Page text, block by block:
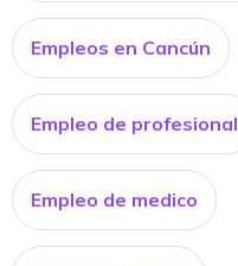
Empleos en Cancún
Empleo de profesional
Empleo de medico